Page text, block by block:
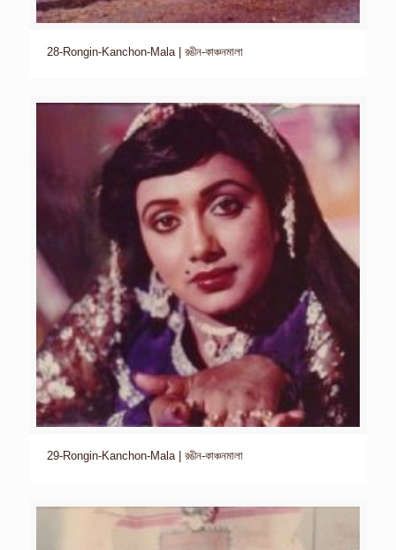
28-Rongin-Kanchon-Mala | রঙীন-কাঞ্চনমালা
29-Rongin-Kanchon-Mala | রঙীন-কাঞ্চনমালা